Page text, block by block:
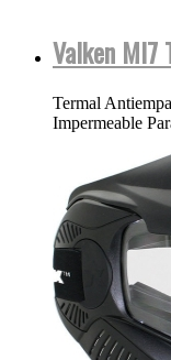
Valken MI7
Termal
Impermeable